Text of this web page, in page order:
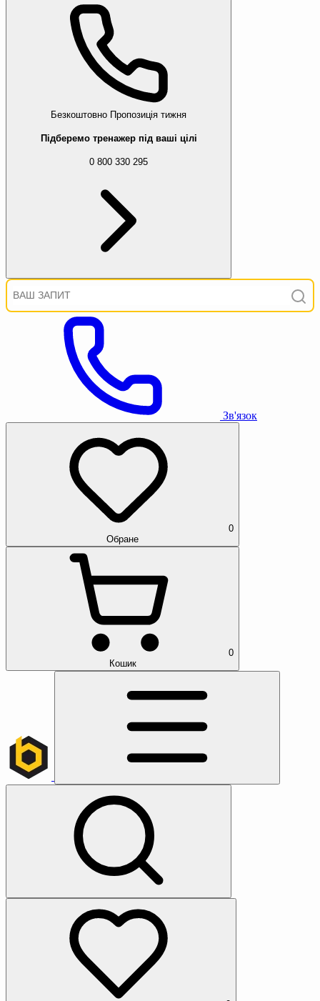
Безкоштовно Пропозиція тижня
Підберемо тренажер під ваші цілі
0 800 330 295
Зв'язок
0
Обране
0
Кошик